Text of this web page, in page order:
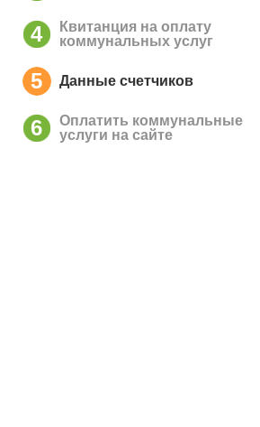
4
Квитанция на оплату
коммунальных услуг
5 Данные счетчиков
6
Оплатить коммунальные
услуги на сайте